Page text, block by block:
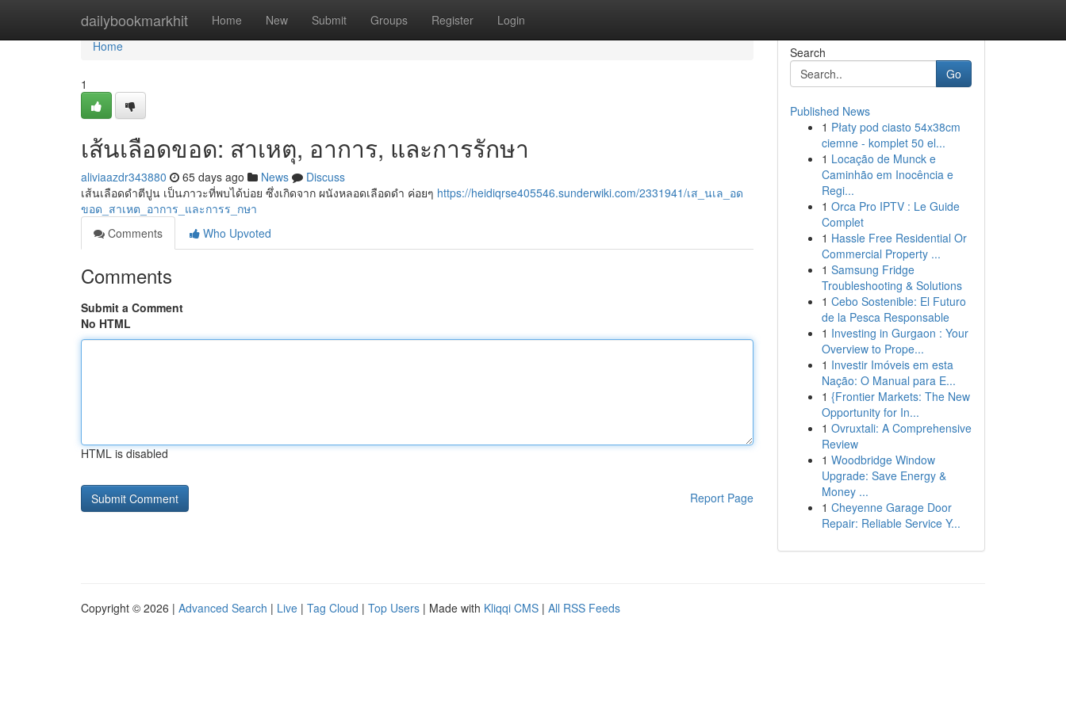
dailybookmarkhit Home New Submit Groups Register Login
Home
Home
1
เส้นเลือดขอด: สาเหตุ, อาการ, และการรักษา
aliviaazdr343880 65 days ago News
Discuss
เส้นเลือดดำตีปูน เป็นภาวะที่พบได้บ่อย ซึ่งเกิดจาก ผนังหลอดเลือดดำ ค่อยๆ https://heidiqrse405546.sunderwiki.com/2331941/เส_นเล_อด
ขอด_สาเหต_อาการ_และการร_กษา
Comments
Who Upvoted
Comments
Submit a Comment
No HTML
HTML is disabled
Report Page
Search
Go
Published News
1 Płaty pod ciasto 54x38cm
ciemne - komplet 50 el...
1 Locação de Munck e
Caminhão em Inocência e
Regi...
1 Orca Pro IPTV : Le Guide
Complet
1 Hassle Free Residential Or
Commercial Property ...
1 Samsung Fridge
Troubleshooting & Solutions
1 Cebo Sostenible: El Futuro
de la Pesca Responsable
1 Investing in Gurgaon : Your
Overview to Prope...
1 Investir Imóveis em esta
Nação: O Manual para E...
1 {Frontier Markets: The New
Opportunity for In...
1 Ovruxtali: A Comprehensive
Review
1 Woodbridge Window
Upgrade: Save Energy &
Money ...
1 Cheyenne Garage Door
Repair: Reliable Service Y...
Copyright © 2026 | Advanced Search | Live | Tag Cloud | Top Users | Made with Kliqqi CMS | All RSS Feeds